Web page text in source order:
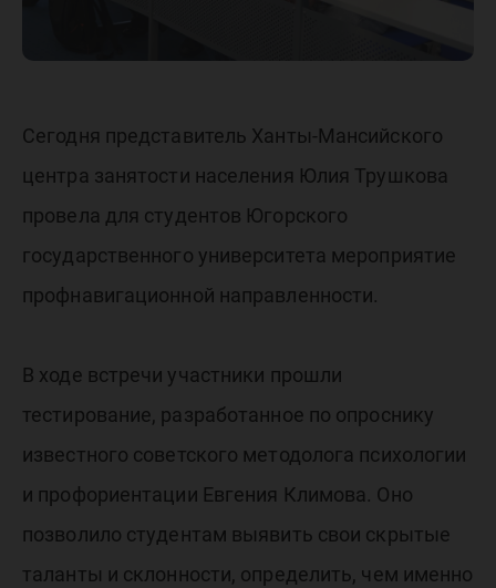
Сегодня представитель Ханты-Мансийского
центра занятости населения Юлия Трушкова
провела для студентов Югорского
государственного университета мероприятие
профнавигационной направленности.
В ходе встречи участники прошли
тестирование, разработанное по опроснику
известного советского методолога психологии
и профориентации Евгения Климова. Оно
позволило студентам выявить свои скрытые
таланты и склонности, определить, чем именно